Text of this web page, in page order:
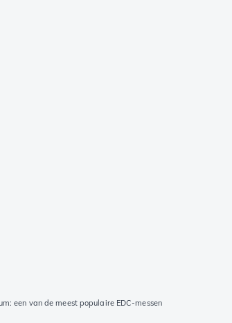
een van de meest populaire EDC-messen